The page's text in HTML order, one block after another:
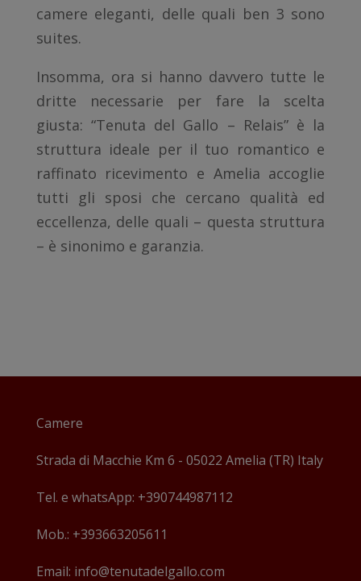
camere eleganti, delle quali ben 3 sono
suites.
Insomma, ora si hanno davvero tutte le
dritte necessarie per fare la scelta
giusta: “Tenuta del Gallo – Relais” è la
struttura ideale per il tuo romantico e
raffinato ricevimento e Amelia accoglie
tutti gli sposi che cercano qualità ed
eccellenza, delle quali – questa struttura
– è sinonimo e garanzia.
Camere
Strada di Macchie Km 6 - 05022 Amelia (TR) Italy
Tel. e whatsApp: +390744987112
Mob.: +393663205611
Email: info@tenutadelgallo.com